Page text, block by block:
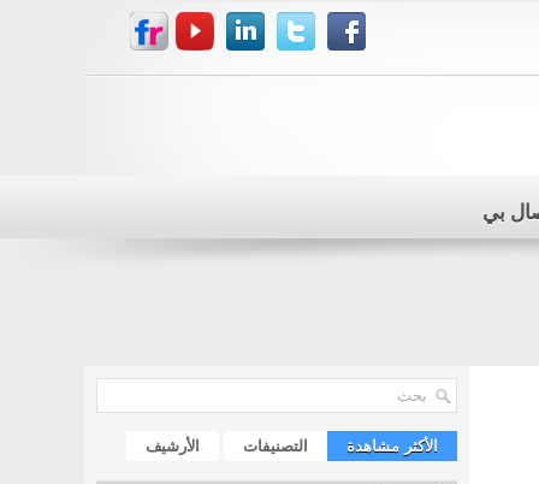
بي
الأكثر مشاهدة التصنيفات الأرشيف